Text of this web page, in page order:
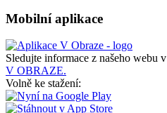
Mobilní aplikace
Sledujte informace z našeho webu v
V OBRAZE.
Volně ke stažení: